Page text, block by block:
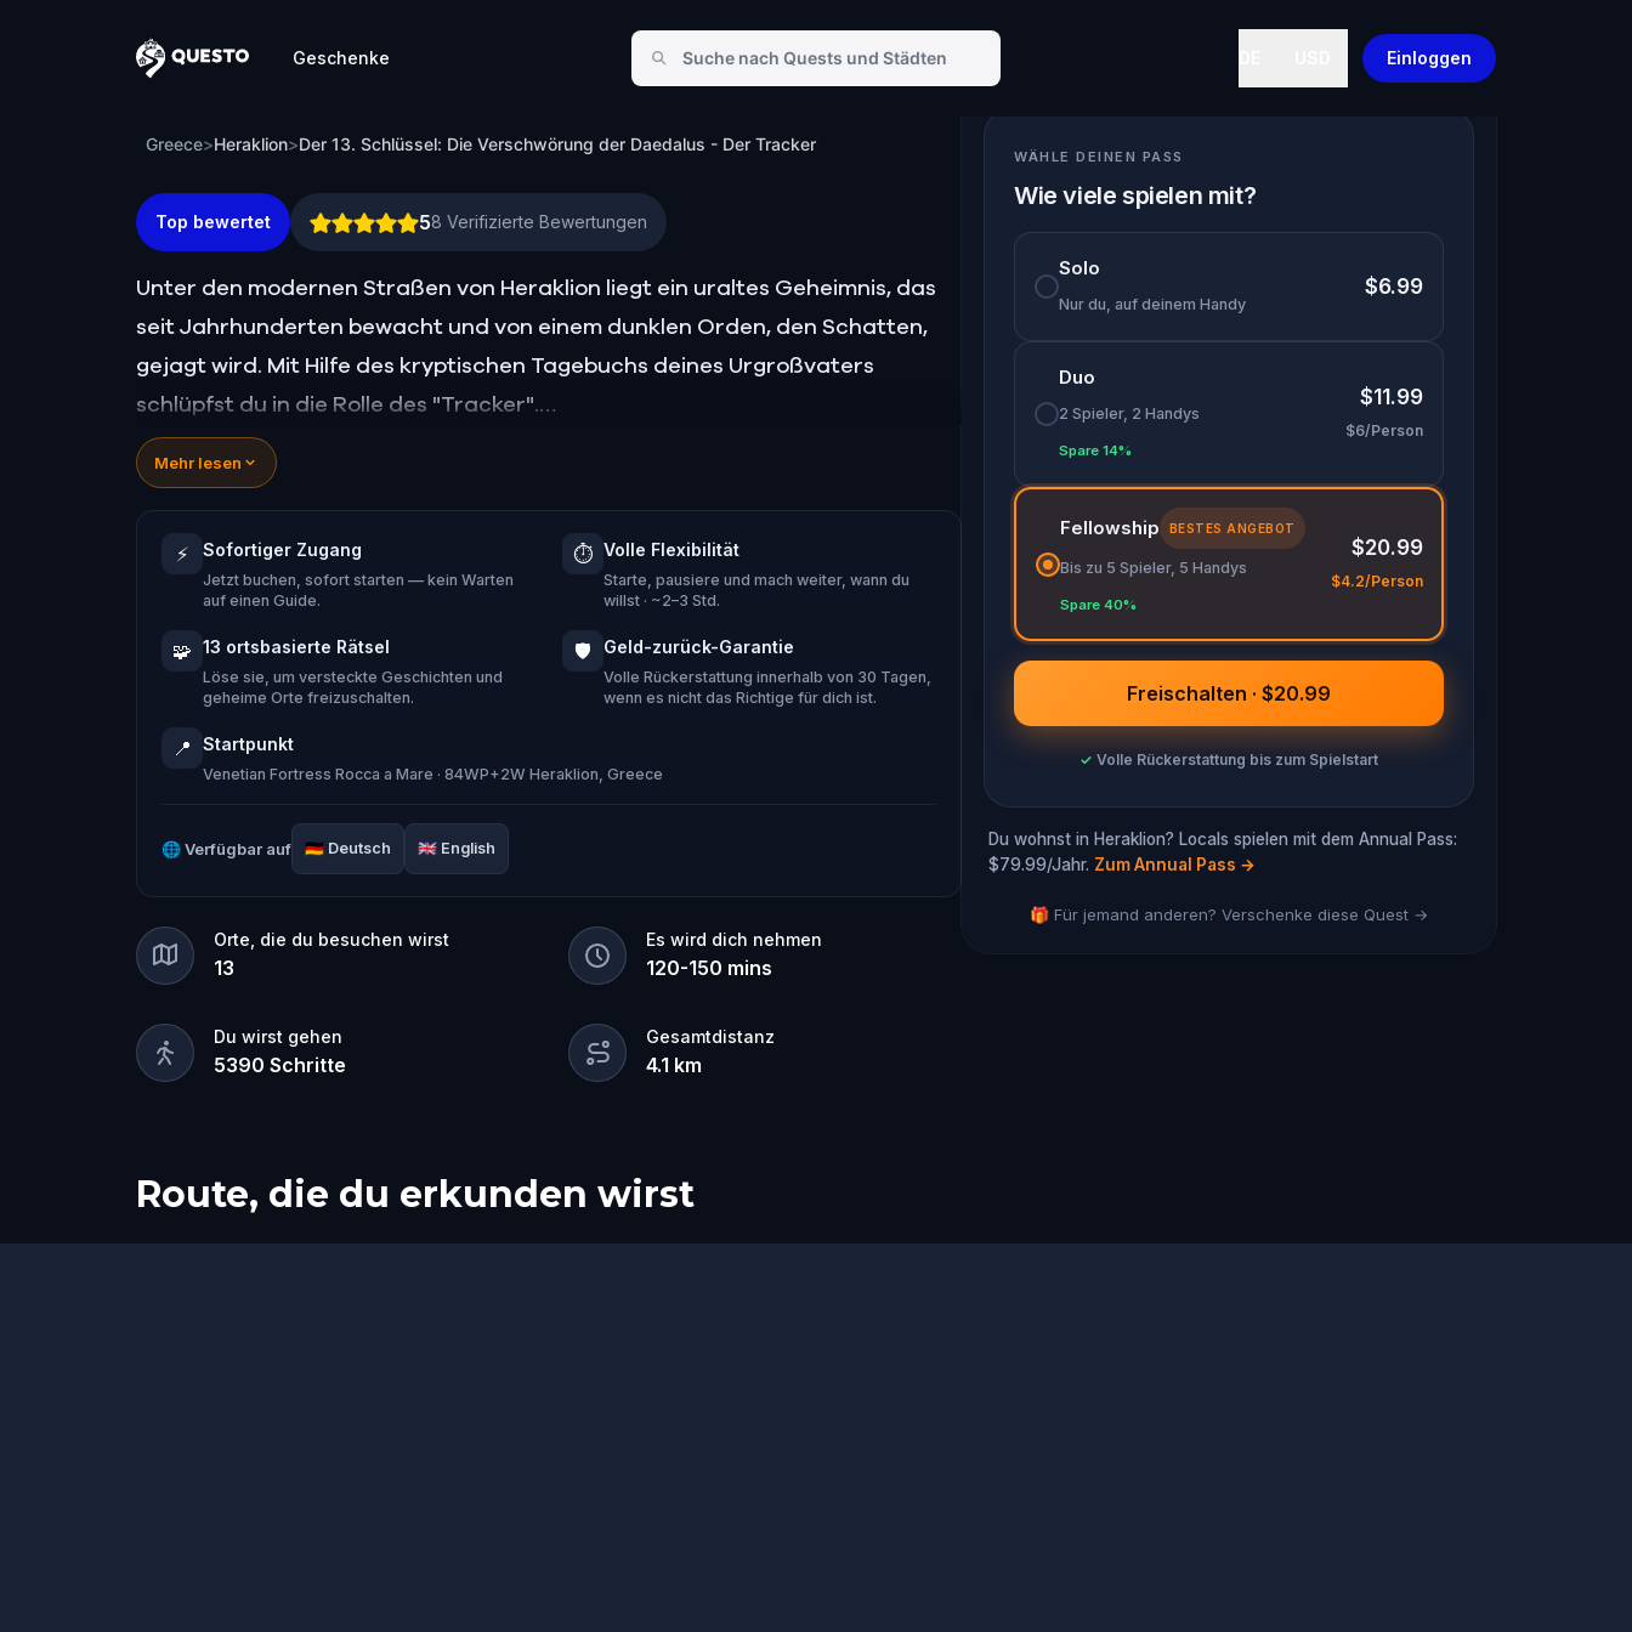
Questo
Geschenke Einloggen
Der 13. Schlüssel: Die Verschwörung der Daedalus - Der Tracker
Greece>Heraklion>Der 13. Schlüssel: Die Verschwörung der Daedalus - Der Tracker
Top bewertet 58 Verifizierte Bewertungen
Unter den modernen Straßen von Heraklion liegt ein uraltes Geheimnis, das
seit Jahrhunderten bewacht und von einem dunklen Orden, den Schatten,
gejagt wird. Mit Hilfe des kryptischen Tagebuchs deines Urgroßvaters
schlüpfst du in die Rolle des "Tracker".
Deine Aufgabe ist es, das historische Herz von Candia zu erkunden, 13
knacken, bevor die wahre Geschichte der Stadt für immer ausgelöscht wird.
Das Labyrinth wartet auf dich. Bist du bereit, dem Faden zu folgen?
Mehr lesen
⚡ Sofortiger Zugang
Jetzt buchen, sofort starten — kein Warten
auf einen Guide.
⏱️ Volle Flexibilität
Starte, pausiere und mach weiter, wann du
willst · ~2–3 Std.
🧩 13 ortsbasierte Rätsel
Löse sie, um versteckte Geschichten und
geheime Orte freizuschalten.
🛡️ Geld-zurück-Garantie
Volle Rückerstattung innerhalb von 30 Tagen,
wenn es nicht das Richtige für dich ist.
📍 Startpunkt
Venetian Fortress Rocca a Mare · 84WP+2W Heraklion, Greece
🌐Verfügbar auf 🇩🇪 Deutsch 🇬🇧 English
Orte, die du besuchen wirst
13
Es wird dich nehmen
120-150 mins
Du wirst gehen
5390 Schritte
Gesamtdistanz
4.1 km
WÄHLE DEINEN PASS
Wie viele spielen mit?
Solo
Nur du, auf deinem Handy
$6.99
Duo
2 Spieler, 2 Handys
Spare 14%
$11.99
$6/Person
Fellowship BESTES ANGEBOT
Bis zu 5 Spieler, 5 Handys
Spare 40%
$20.99
$4.2/Person
Freischalten · $20.99
✓ Volle Rückerstattung bis zum Spielstart
Du wohnst in Heraklion? Locals spielen mit dem Annual Pass:
$79.99/Jahr. Zum Annual Pass →
🎁 Für jemand anderen? Verschenke diese Quest →
Route, die du erkunden wirst